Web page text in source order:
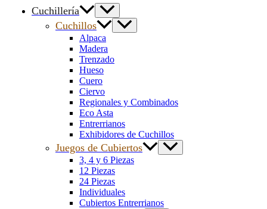
Cuchillería
Cuchillos
Alpaca
Madera
Trenzado
Hueso
Cuero
Ciervo
Regionales y Combinados
Eco Asta
Entrerrianos
Exhibidores de Cuchillos
Juegos de Cubiertos
3, 4 y 6 Piezas
12 Piezas
24 Piezas
Individuales
Cubiertos Entrerrianos